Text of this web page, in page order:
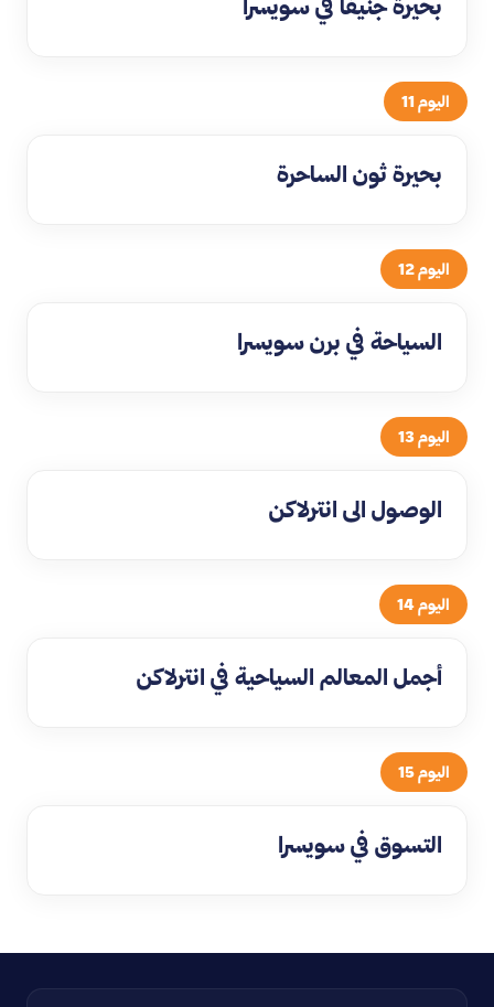
بحيرة جنيفا في سويسرا
اليوم 11
بحيرة ثون الساحرة
اليوم 12
السياحة في برن سويسرا
اليوم 13
الوصول الى انترلاكن
اليوم 14
أجمل المعالم السياحية في انترلاكن
اليوم 15
التسوق في سويسرا